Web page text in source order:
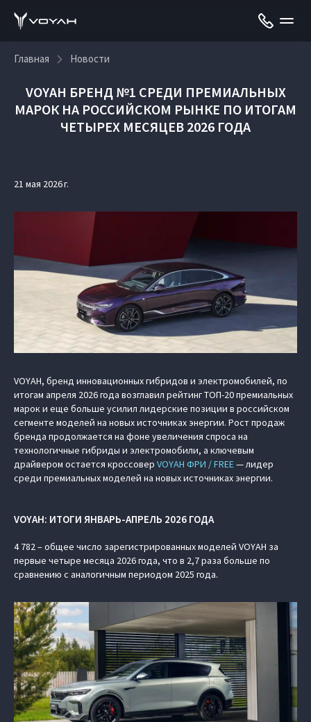
Главная Новости
VOYAH БРЕНД №1 СРЕДИ ПРЕМИАЛЬНЫХ
МАРОК НА РОССИЙСКОМ РЫНКЕ ПО ИТОГАМ
ЧЕТЫРЕХ МЕСЯЦЕВ 2026 ГОДА
21 мая 2026 г.
VOYAH, бренд инновационных гибридов и электромобилей, по
итогам апреля 2026 года возглавил рейтинг ТОП-20 премиальных
марок и еще больше усилил лидерские позиции в российском
сегменте моделей на новых источниках энергии. Рост продаж
бренда продолжается на фоне увеличения спроса на
технологичные гибриды и электромобили, а ключевым
драйвером остается кроссовер VOYAH ФРИ / FREE— лидер
среди премиальных моделей на новых источниках энергии.
VOYAH: ИТОГИ ЯНВАРЬ-АПРЕЛЬ 2026 ГОДА
4 782 – общее число зарегистрированных моделей VOYAH за
первые четыре месяца 2026 года, что в 2,7 раза больше по
сравнению с аналогичным периодом 2025 года.